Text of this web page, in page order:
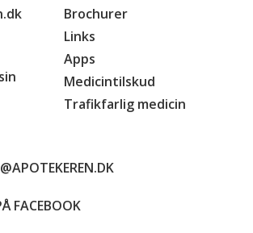
Brochurer
Links
Apps
Medicintilskud
Trafikfarlig medicin
FACEBOOK